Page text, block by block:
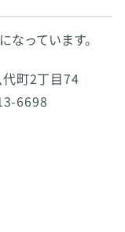
っています。
町2丁目74
6698